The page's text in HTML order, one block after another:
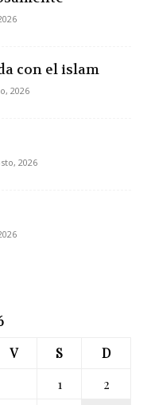
con el islam
2026
2026
V S
D
1
2